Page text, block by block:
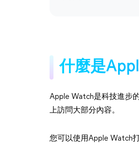
什麼是
Apple Watch是科技進步
上訪問大部分內容。
您可以使用Apple Watch